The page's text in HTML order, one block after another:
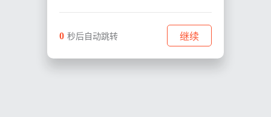
0 秒后自动跳转 继续